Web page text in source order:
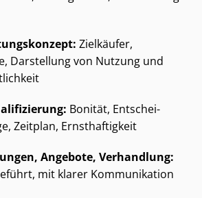
Zielkäufer,
Darstellung von Nutzung und
Bonität, Ent­schei­
Zeitplan, Ernsthaftigkeit
Angebote, Verhandlung:
mit klarer Kommunikation